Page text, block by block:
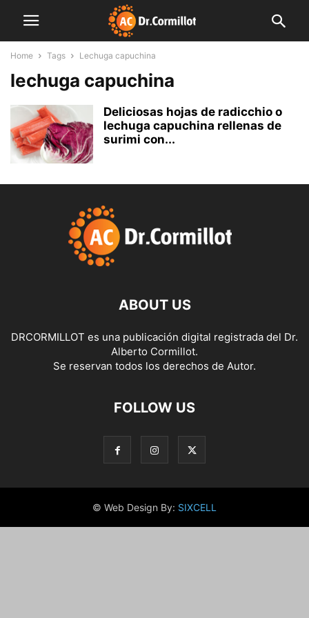
Home Tags Lechuga capuchina
lechuga capuchina
Deliciosas hojas de radicchio o
lechuga capuchina rellenas de
surimi con...
ABOUT US
DRCORMILLOT es una publicación digital registrada del Dr.
Alberto Cormillot.
Se reservan todos los derechos de Autor.
FOLLOW US
© Web Design By: SIXCELL